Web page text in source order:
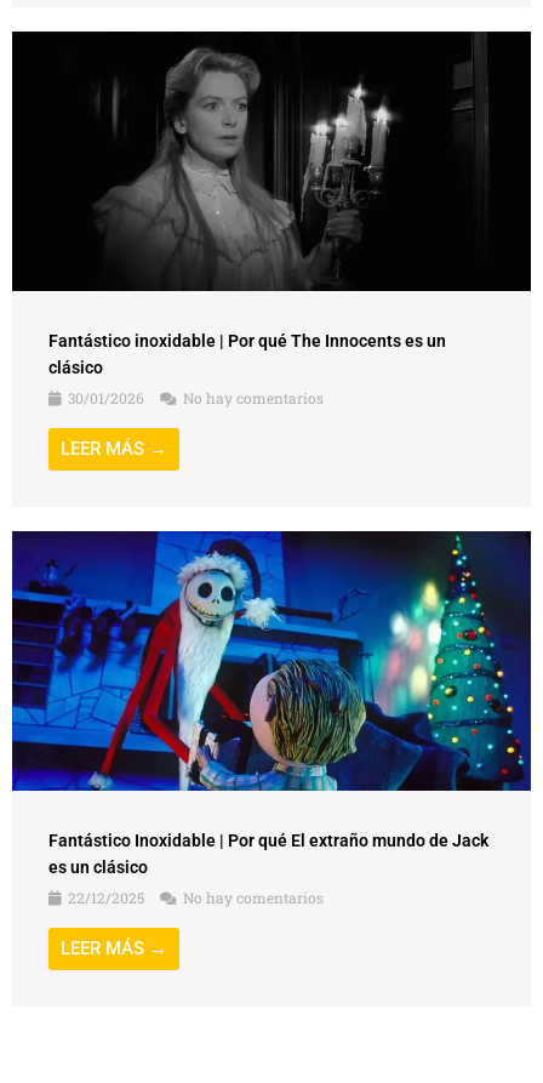
Fantástico inoxidable | Por qué The Innocents es un
clásico
30/01/2026
No hay comentarios
LEER MÁS →
Fantástico Inoxidable | Por qué El extraño mundo de Jack
es un clásico
22/12/2025
No hay comentarios
LEER MÁS →